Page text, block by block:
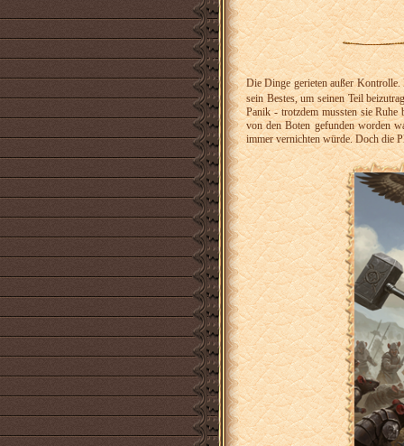
Die Dinge gerieten außer Kontrolle.
sein Bestes, um seinen Teil
Panik - trotzdem mussten sie
von den Boten gefunden worden
immer vernichten würde. Doch die